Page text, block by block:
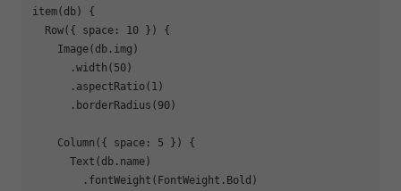
item(db) {
  Row({ space: 10 }) {
    Image(db.img)
      .width(50)
      .aspectRatio(1)
      .borderRadius(90)
    Column({ space: 5 }) {
      Text(db.name)
        .fontWeight(FontWeight.Bold)